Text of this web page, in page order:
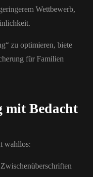
Wettbewerb,
zu optimieren, biete
für Familien
mit Bedacht
wahllos: